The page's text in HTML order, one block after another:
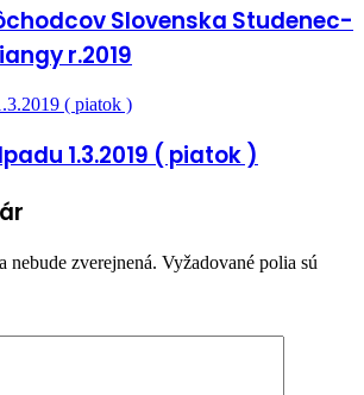
Slovenska Studenec-
r.2019
( piatok )
1.3.2019 ( piatok )
nebude zverejnená. Vyžadované polia sú